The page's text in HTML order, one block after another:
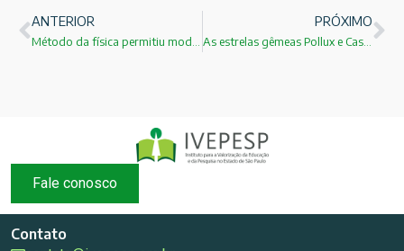
ANTERIOR PRÓXIMO
As estrelas gêmeas Pollux e Castor !
Fale conosco
Contato